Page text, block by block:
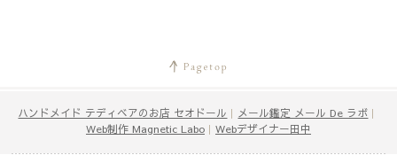
ハンドメイド テディベアのお店 セオドール ｜ メール鑑定 メール De ラボ ｜
Web制作 Magnetic Labo｜ Webデザイナー田中